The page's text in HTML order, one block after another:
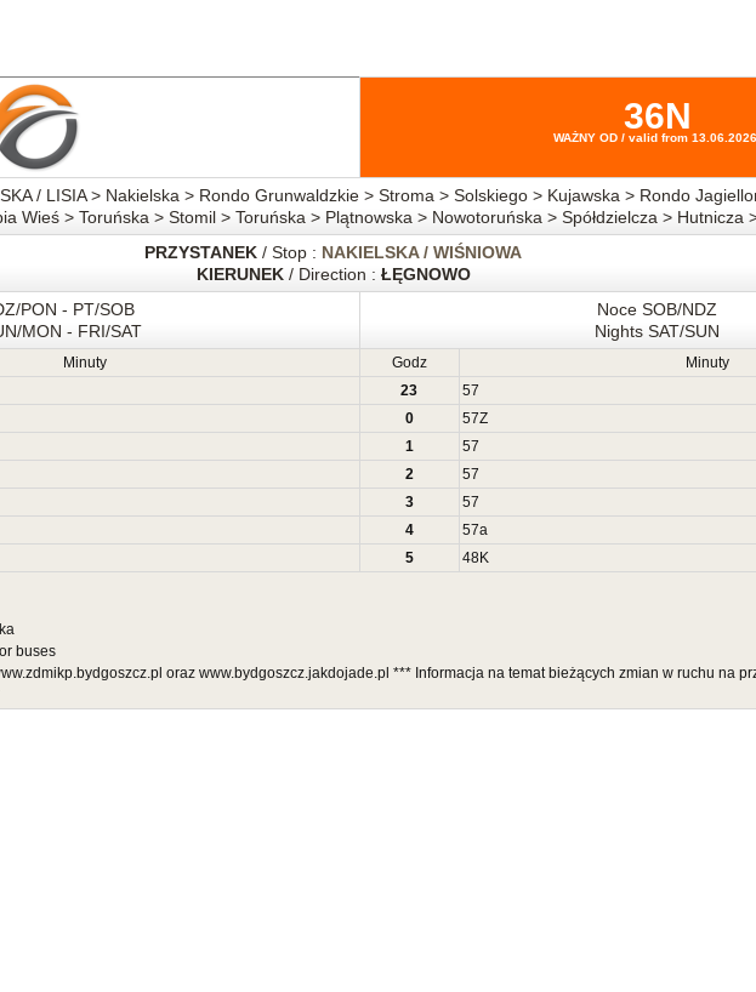
36N
WAŻNY OD / valid from 13.06.2026.
/ LISIA > Nakielska > Rondo Grunwaldzkie > Stroma > Solskiego > Kujawska > Rondo
Wieś > Toruńska > Stomil > Toruńska > Plątnowska > Nowotoruńska > Spółdzielcza > Hutnicza
PRZYSTANEK / Stop : NAKIELSKA / WIŚNIOWA
KIERUNEK/ Direction : ŁĘGNOWO
PON - PT/SOB
MON - FRI/SAT
Noce SOB/NDZ
Nights SAT/SUN
Minuty Godz
Minuty
23
57
0 57Z
1
57
2
57
3
57
4 57a
5
48K
buses
oraz www.bydgoszcz.jakdojade.pl *** Informacja na temat bieżących zmian w ruchu na